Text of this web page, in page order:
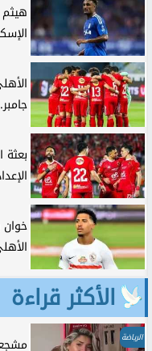
بعثة
خوان
الأكثر قراءة
الرياضة